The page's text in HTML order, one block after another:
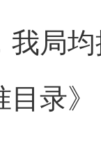
局均
目录